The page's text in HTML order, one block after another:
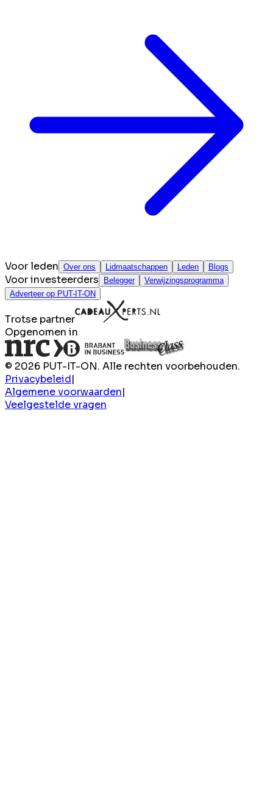
Voor leden Over ons Lidmaatschappen Leden Blogs
Voor investeerders Belegger
Verwijzingsprogramma
Adverteer op PUT-IT-ON
Trotse partner
Opgenomen in
© 2026 PUT-IT-ON. Alle rechten voorbehouden.
Privacybeleid|
Algemene voorwaarden|
Veelgestelde vragen